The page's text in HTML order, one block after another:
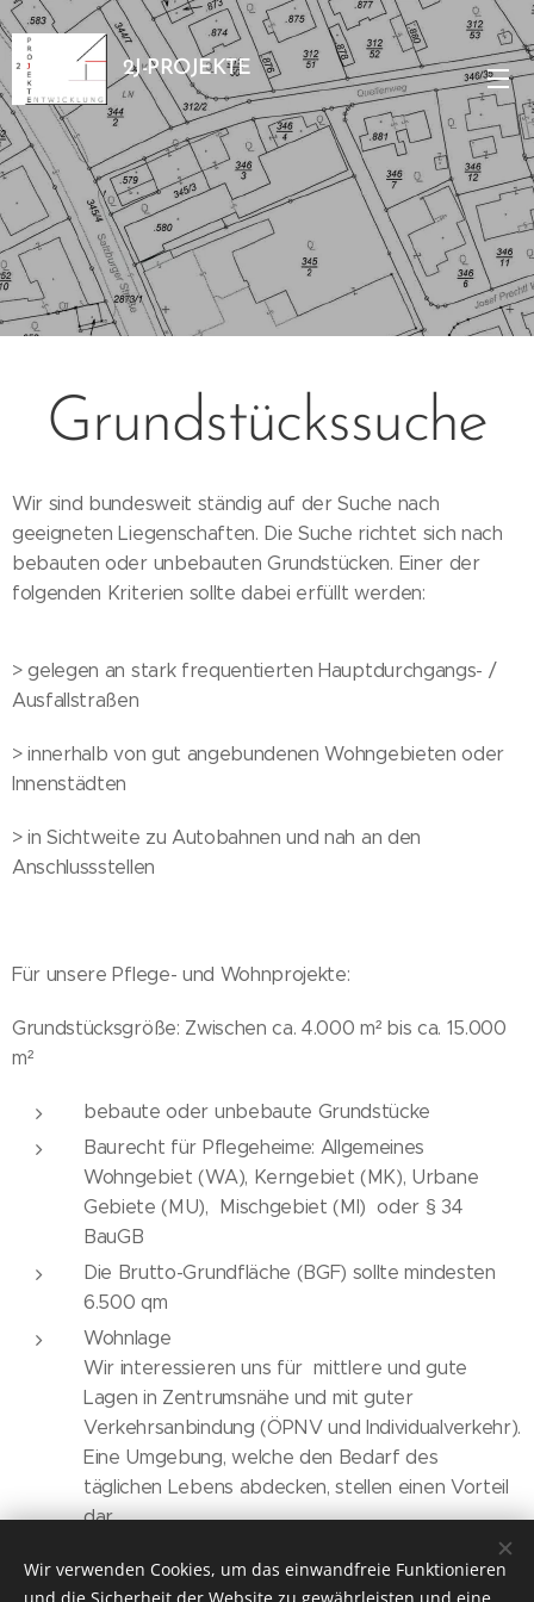
2J-PROJEKTE
Grundstückssuche
Wir sind bundesweit ständig auf der Suche nach
geeigneten Liegenschaften. Die Suche richtet sich nach
bebauten oder unbebauten Grundstücken. Einer der
folgenden Kriterien sollte dabei erfüllt werden:
> gelegen an stark frequentierten Hauptdurchgangs- /
Ausfallstraßen
> innerhalb von gut angebundenen Wohngebieten oder
Innenstädten
> in Sichtweite zu Autobahnen und nah an den
Anschlussstellen
Für unsere Pflege- und Wohnprojekte:
Grundstücksgröße: Zwischen ca. 4.000 m² bis ca. 15.000
m²
bebaute oder unbebaute Grundstücke
Baurecht für Pflegeheime: Allgemeines
Wohngebiet (WA), Kerngebiet (MK), Urbane
Gebiete (MU), Mischgebiet (MI) oder § 34
BauGB
Die Brutto-Grundfläche (BGF) sollte mindesten
6.500 qm
Wohnlage
Wir interessieren uns für mittlere und gute
Lagen in Zentrumsnähe und mit guter
Verkehrsanbindung (ÖPNV und Individualverkehr).
Eine Umgebung, welche den Bedarf des
täglichen Lebens abdecken, stellen einen Vorteil
dar.
Wir verwenden Cookies, um das einwandfreie Funktionieren